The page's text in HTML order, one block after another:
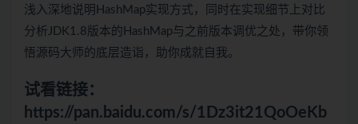
浅入深地说明HashMap实现方式，同时在实现细节上对比
分析JDK1.8版本的HashMap与之前版本调优之处，带你领
悟源码大师的底层造诣，助你成就自我。
试看链接：
https://pan.baidu.com/s/1Dz3it21QoOeKb